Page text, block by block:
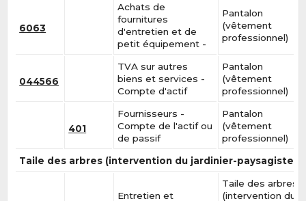
6063
Achats de
fournitures
d'entretien et de
petit équipement -
Pantalon
(vêtement
professionnel)
044566
TVA sur autres
biens et services -
Compte d'actif
Pantalon
(vêtement
professionnel)
401
Fournisseurs -
Compte de l'actif ou
de passif
Pantalon
(vêtement
professionnel)
Taile des arbres (intervention du jardinier-paysagiste)
Entretien et
Taile des arbres
(intervention du